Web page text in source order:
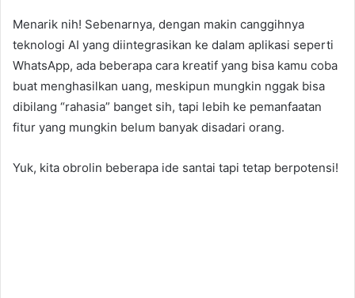
Menarik nih! Sebenarnya, dengan makin canggihnya
teknologi AI yang diintegrasikan ke dalam aplikasi seperti
WhatsApp, ada beberapa cara kreatif yang bisa kamu coba
buat menghasilkan uang, meskipun mungkin nggak bisa
dibilang “rahasia” banget sih, tapi lebih ke pemanfaatan
fitur yang mungkin belum banyak disadari orang.
Yuk, kita obrolin beberapa ide santai tapi tetap berpotensi!